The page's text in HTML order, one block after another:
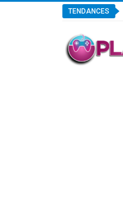
TENDANCES